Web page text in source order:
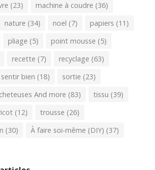
(23) machine à coudre (36)
nature (34) noel (7) papiers (11)
pliage (5) point mousse (5)
recette (7) recyclage (63)
sentir bien (18) sortie (23)
And more (83) tissu (39)
(12) trousse (26)
(30) À faire soi-même (DIY) (37)